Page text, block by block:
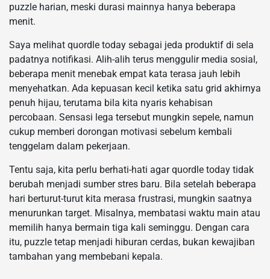
puzzle harian, meski durasi mainnya hanya beberapa
menit.
Saya melihat quordle today sebagai jeda produktif di sela
padatnya notifikasi. Alih-alih terus menggulir media sosial,
beberapa menit menebak empat kata terasa jauh lebih
menyehatkan. Ada kepuasan kecil ketika satu grid akhirnya
penuh hijau, terutama bila kita nyaris kehabisan
percobaan. Sensasi lega tersebut mungkin sepele, namun
cukup memberi dorongan motivasi sebelum kembali
tenggelam dalam pekerjaan.
Tentu saja, kita perlu berhati-hati agar quordle today tidak
berubah menjadi sumber stres baru. Bila setelah beberapa
hari berturut-turut kita merasa frustrasi, mungkin saatnya
menurunkan target. Misalnya, membatasi waktu main atau
memilih hanya bermain tiga kali seminggu. Dengan cara
itu, puzzle tetap menjadi hiburan cerdas, bukan kewajiban
tambahan yang membebani kepala.